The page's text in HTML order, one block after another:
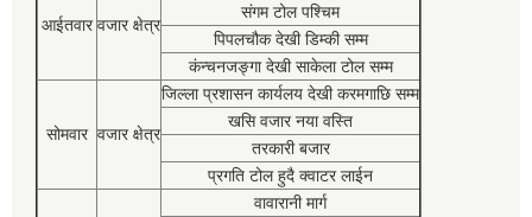
आईतवार वजार क्षेत्र
संगम टोल पश्चिम
पिपलचौक देखी डिम्की सम्म
कंन्चनजङ्गा देखी साकेला टोल सम्म
सोमवार वजार क्षेत्र
जिल्ला प्रशासन कार्यलय देखी करमगाछि सम्म
खसि वजार नया वस्ति
तरकारी बजार
प्रगति टोल हुदै क्वाटर लाईन
वावारानी मार्ग